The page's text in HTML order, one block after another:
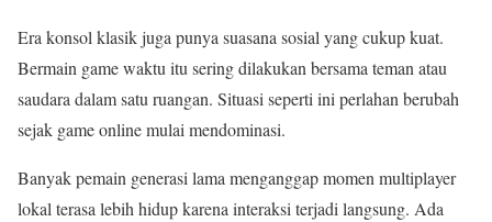
Era konsol klasik juga punya suasana sosial yang cukup kuat.
Bermain game waktu itu sering dilakukan bersama teman atau
saudara dalam satu ruangan. Situasi seperti ini perlahan berubah
sejak game online mulai mendominasi.
Banyak pemain generasi lama menganggap momen multiplayer
lokal terasa lebih hidup karena interaksi terjadi langsung. Ada